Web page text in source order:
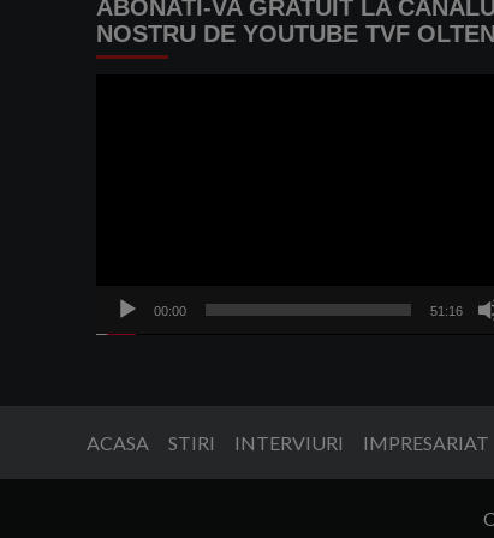
ABONATI-VA GRATUIT LA
NOSTRU DE YOUTUBE TVF
00:00 51:16
ACASA STIRI INTERVIURI IMPRESARIAT